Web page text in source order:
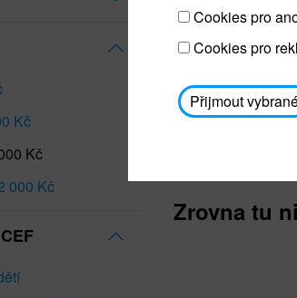
Kč
Kč
000 Kč
Zrovna tu
Cookies pro
Cookies pro
Přijmout